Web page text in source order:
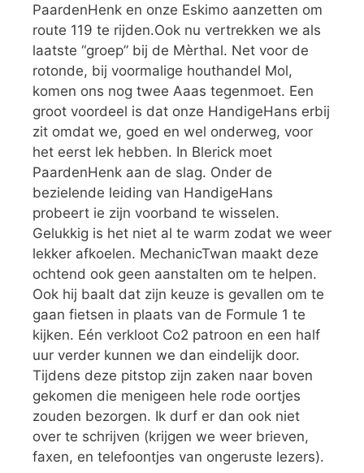
PaardenHenk en onze Eskimo aanzetten om
route 119 te rijden.Ook nu vertrekken we als
laatste “groep” bij de Mèrthal. Net voor de
rotonde, bij voormalige houthandel Mol,
komen ons nog twee Aaas tegenmoet. Een
groot voordeel is dat onze HandigeHans erbij
zit omdat we, goed en wel onderweg, voor
het eerst lek hebben. In Blerick moet
PaardenHenk aan de slag. Onder de
bezielende leiding van HandigeHans
probeert ie zijn voorband te wisselen.
Gelukkig is het niet al te warm zodat we weer
lekker afkoelen. MechanicTwan maakt deze
ochtend ook geen aanstalten om te helpen.
Ook hij baalt dat zijn keuze is gevallen om te
gaan fietsen in plaats van de Formule 1 te
kijken. Eén verkloot Co2 patroon en een half
uur verder kunnen we dan eindelijk door.
Tijdens deze pitstop zijn zaken naar boven
gekomen die menigeen hele rode oortjes
zouden bezorgen. Ik durf er dan ook niet
over te schrijven (krijgen we weer brieven,
faxen, en telefoontjes van ongeruste lezers).